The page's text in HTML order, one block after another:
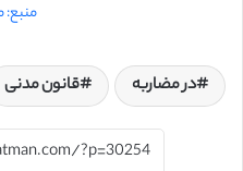
در مضاربه قانون مدنی